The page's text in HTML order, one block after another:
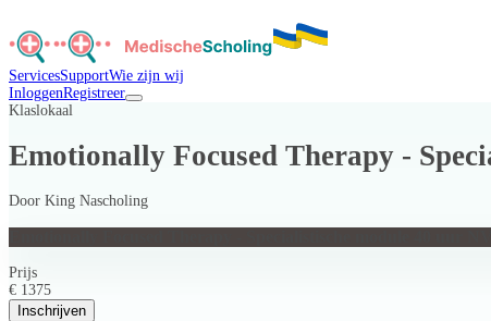
ServicesSupportWie zijn wij
InloggenRegistreer
Klaslokaal
Emotionally Focused Therapy -
Door King Nascholing
Prijs
€ 1375
Inschrijven